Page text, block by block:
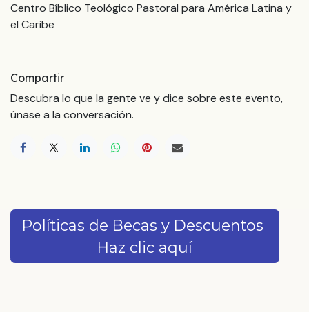
Centro Bíblico Teológico Pastoral para América Latina y
el Caribe
Compartir
Descubra lo que la gente ve y dice sobre este evento,
únase a la conversación.
Políticas de Becas y Descuentos
Haz clic aquí